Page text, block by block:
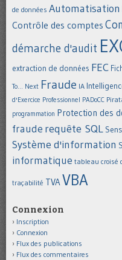
de données Automatisation
Contrôle des comptes
démarche d'audit
extraction de données FEC
To... Next Fraude IA
d'Exercice Professionnel PADoCC
programmation Protection des
fraude requête SQL
Système d'information
informatique tableau croisé
traçabilité TVAVBA
Connexion
Inscription
Connexion
Flux des publications
Flux des commentaires